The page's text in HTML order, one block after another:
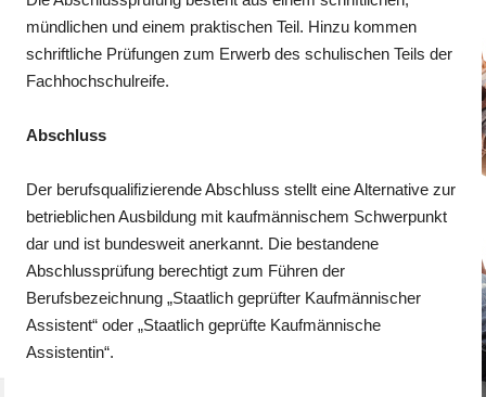
mündlichen und einem praktischen Teil. Hinzu kommen
schriftliche Prüfungen zum Erwerb des schulischen Teils der
Fachhochschulreife.
Abschluss
Der berufsqualifizierende Abschluss stellt eine Alternative zur
betrieblichen Ausbildung mit kaufmännischem Schwerpunkt
dar und ist bundesweit anerkannt. Die bestandene
Abschlussprüfung berechtigt zum Führen der
Berufsbezeichnung „Staatlich geprüfter Kaufmännischer
Assistent“ oder „Staatlich geprüfte Kaufmännische
Assistentin“.